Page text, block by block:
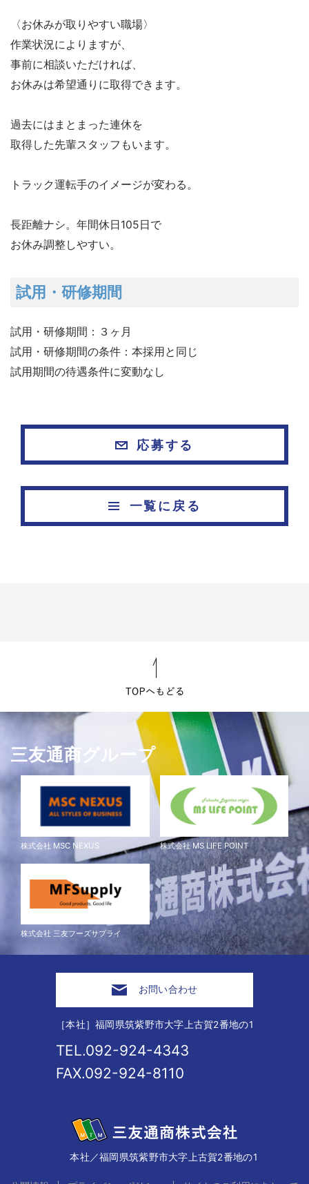
〈お休みが取りやすい職場〉
作業状況によりますが、
事前に相談いただければ、
お休みは希望通りに取得できます。
過去にはまとまった連休を
取得した先輩スタッフもいます。
トラック運転手のイメージが変わる。
長距離ナシ。年間休日105日で
お休み調整しやすい。
試用・研修期間
試用・研修期間：３ヶ月
試用・研修期間の条件：本採用と同じ
試用期間の待遇条件に変動なし
応募する
一覧に戻る
三友通商グループ
株式会社 MSC NEXUS 株式会社 MS LIFE POINT
株式会社 三友フーズサプライ
お問い合わせ
［本社］福岡県筑紫野市大字上古賀2番地の1
TEL.092-924-4343
FAX.092-924-8110
本社／福岡県筑紫野市大字上古賀2番地の1